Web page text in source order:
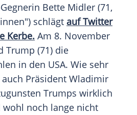
Bette Midler (71,
schlägt auf Twitter
Kerbe. Am 8. November
Trump (71) die
in den USA. Wie sehr
Präsident Wladimir
Trumps wirklich
noch lange nicht